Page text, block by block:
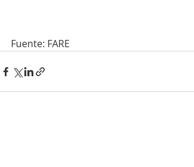
Fuente: FARE